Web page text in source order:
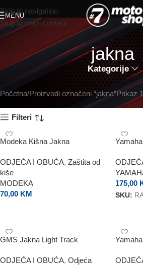
Skip to navigation
Skip to main content
MENU
jakna
Kategorije
Početna Proizvodi označeni “jakna”Prikaz
Filteri
Modeka Kišna Jakna
ODJEĆA I OBUĆA, Zaštita od
kiše
MODEKA
70,00 KM
175,00
SKU:
GMS Jakna Light Track
ODJEĆA I OBUĆA, Odjeća